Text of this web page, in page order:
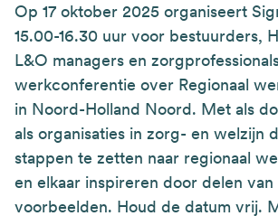
Top
navigation
Wie we zijn
Contact
Word lid
Op 17 oktober 2025 organiseert
15.00-16.30 uur voor bestuurders,
L&O managers en
werkconferentie over Regionaal
in Noord-Holland Noord. Met als
als organisaties in zorg- en welzijn
stappen te zetten naar regionaal
en elkaar inspireren door delen
voorbeelden. Houd de datum vrij.